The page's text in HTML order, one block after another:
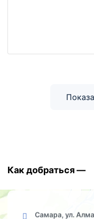
Как добраться —
Самара, ул.